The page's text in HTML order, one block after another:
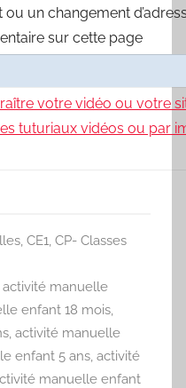
un changement
sur cette page
votre vidéo ou votre
tuturiaux vidéos ou par
, CE1, CP- Classes
activité manuelle
enfant 18 mois,
, activité manuelle
enfant 5 ans, activité
manuelle enfant